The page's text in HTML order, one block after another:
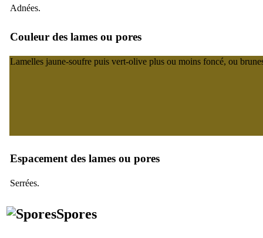
Adnées.
Couleur des lames ou pores
Lamelles jaune-soufre puis vert-olive plus ou moins foncé, ou
Espacement des lames ou pores
Serrées.
Spores